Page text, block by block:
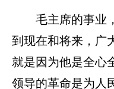
毛主席的事业
到现在和将来，广
就是因为他是全心
领导的革命是为人